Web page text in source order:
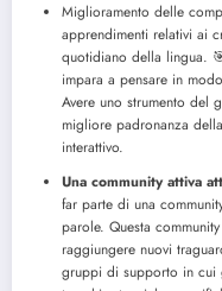
Miglioramento delle
apprendimenti relativi ai
quotidiano della lingua.
impara a pensare in
Avere uno strumento del
migliore padronanza
interattivo.
Una community attiva
far parte di una
parole. Questa
raggiungere nuovi
gruppi di supporto in cui